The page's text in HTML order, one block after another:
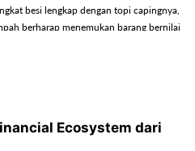
besi lengkap dengan topi capingnya,
berharap menemukan barang bernilai
Ecosystem dari